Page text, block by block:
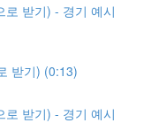
받기) - 경기 예시
받기) (0:13)
받기) - 경기 예시